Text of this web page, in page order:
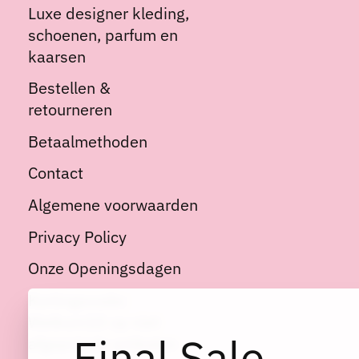
Luxe designer kleding,
schoenen, parfum en
kaarsen
Bestellen &
retourneren
Betaalmethoden
Contact
Algemene voorwaarden
Privacy Policy
Onze Openingsdagen
afgeprijsde artikelen